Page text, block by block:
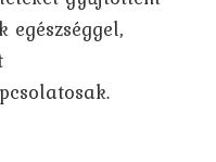
egészséggel,